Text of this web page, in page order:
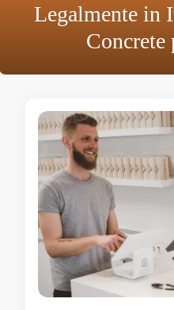
Legalmente in
Concrete